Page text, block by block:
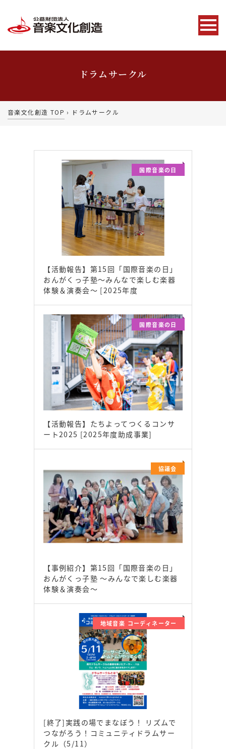
ドラムサークル
音楽文化創造 TOP › ドラムサークル
国際音楽の日
【活動報告】第15回「国際音楽の日」
おんがくっ子塾～みんなで楽しむ楽器
体験＆演奏会～ [2025年度
国際音楽の日
【活動報告】たちよってつくるコンサ
ート2025 [2025年度助成事業]
協議会
【事例紹介】第15回「国際音楽の日」
おんがくっ子塾 ～みんなで楽しむ楽器
体験＆演奏会～
地域音楽 コーディネーター
[終了]実践の場でまなぼう！ リズムで
つながろう！コミュニティドラムサー
クル（5/11）